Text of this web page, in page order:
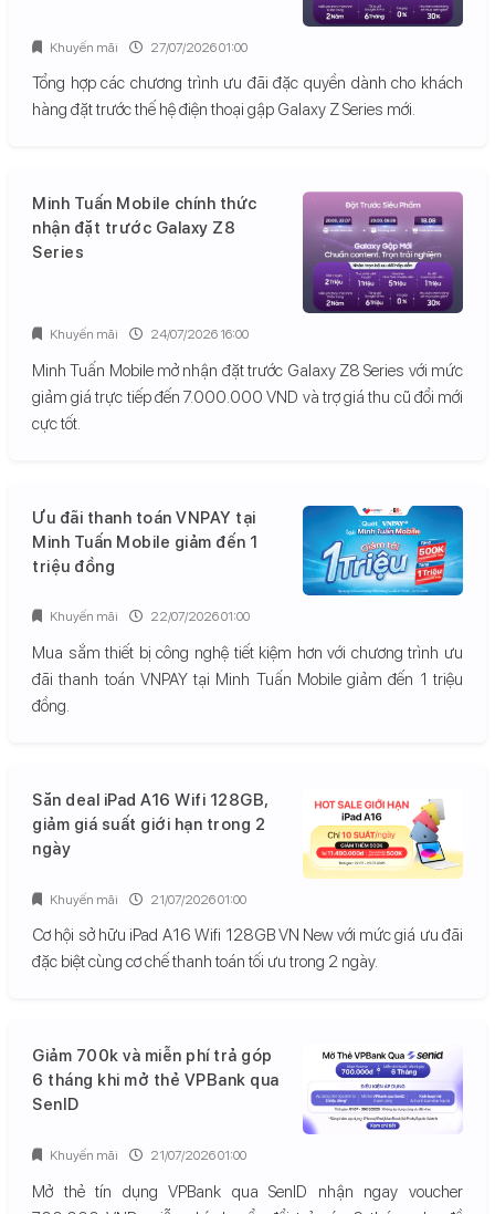
Tổng hợp các chương trình ưu đãi đặc quyền dành cho khách
hàng đặt trước thế hệ điện thoại gập Galaxy Z Series mới.
Khuyến mãi 27/07/2026 01:00
Minh Tuấn Mobile chính thức
nhận đặt trước Galaxy Z8
Series
Minh Tuấn Mobile mở nhận đặt trước Galaxy Z8 Series với mức
giảm giá trực tiếp đến 7.000.000 VND và trợ giá thu cũ đổi mới
cực tốt.
Khuyến mãi 24/07/2026 16:00
Ưu đãi thanh toán VNPAY tại
Minh Tuấn Mobile giảm đến 1
triệu đồng
Mua sắm thiết bị công nghệ tiết kiệm hơn với chương trình ưu
đãi thanh toán VNPAY tại Minh Tuấn Mobile giảm đến 1 triệu
đồng.
Khuyến mãi 22/07/2026 01:00
Săn deal iPad A16 Wifi 128GB,
giảm giá suất giới hạn trong 2
ngày
Cơ hội sở hữu iPad A16 Wifi 128GB VN New với mức giá ưu đãi
đặc biệt cùng cơ chế thanh toán tối ưu trong 2 ngày.
Khuyến mãi 21/07/2026 01:00
Giảm 700k và miễn phí trả góp
6 tháng khi mở thẻ VPBank qua
SenID
Mở thẻ tín dụng VPBank qua SenID nhận ngay voucher
Khuyến mãi 21/07/2026 01:00